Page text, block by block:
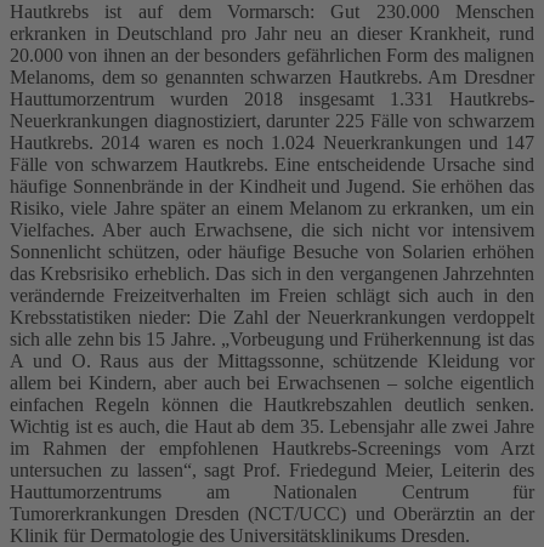
Hautkrebs ist auf dem Vormarsch: Gut 230.000 Menschen
erkranken in Deutschland pro Jahr neu an dieser Krankheit, rund
20.000 von ihnen an der besonders gefährlichen Form des malignen
Melanoms, dem so genannten schwarzen Hautkrebs. Am Dresdner
Hauttumorzentrum wurden 2018 insgesamt 1.331 Hautkrebs-
Neuerkrankungen diagnostiziert, darunter 225 Fälle von schwarzem
Hautkrebs. 2014 waren es noch 1.024 Neuerkrankungen und 147
Fälle von schwarzem Hautkrebs. Eine entscheidende Ursache sind
häufige Sonnenbrände in der Kindheit und Jugend. Sie erhöhen das
Risiko, viele Jahre später an einem Melanom zu erkranken, um ein
Vielfaches. Aber auch Erwachsene, die sich nicht vor intensivem
Sonnenlicht schützen, oder häufige Besuche von Solarien erhöhen
das Krebsrisiko erheblich. Das sich in den vergangenen Jahrzehnten
verändernde Freizeitverhalten im Freien schlägt sich auch in den
Krebsstatistiken nieder: Die Zahl der Neuerkrankungen verdoppelt
sich alle zehn bis 15 Jahre. „Vorbeugung und Früherkennung ist das
A und O. Raus aus der Mittagssonne, schützende Kleidung vor
allem bei Kindern, aber auch bei Erwachsenen – solche eigentlich
einfachen Regeln können die Hautkrebszahlen deutlich senken.
Wichtig ist es auch, die Haut ab dem 35. Lebensjahr alle zwei Jahre
im Rahmen der empfohlenen Hautkrebs-Screenings vom Arzt
untersuchen zu lassen“, sagt Prof. Friedegund Meier, Leiterin des
Hauttumorzentrums am Nationalen Centrum für
Tumorerkrankungen Dresden (NCT/UCC) und Oberärztin an der
Klinik für Dermatologie des Universitätsklinikums Dresden.